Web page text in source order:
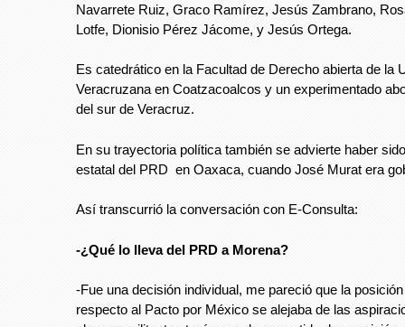
Navarrete Ruiz, Graco Ramírez, Jesús Zambrano,
Lotfe, Dionisio Pérez Jácome, y Jesús Ortega.
Es catedrático en la Facultad de Derecho abierta de la
Veracruzana en Coatzacoalcos y un experimentado
del sur de Veracruz.
En su trayectoria política también se advierte haber
estatal del PRD en Oaxaca, cuando José Murat era
Así transcurrió la conversación con E-Consulta:
-¿Qué lo lleva del PRD a Morena?
-Fue una decisión individual, me pareció que la
respecto al Pacto por México se alejaba de las